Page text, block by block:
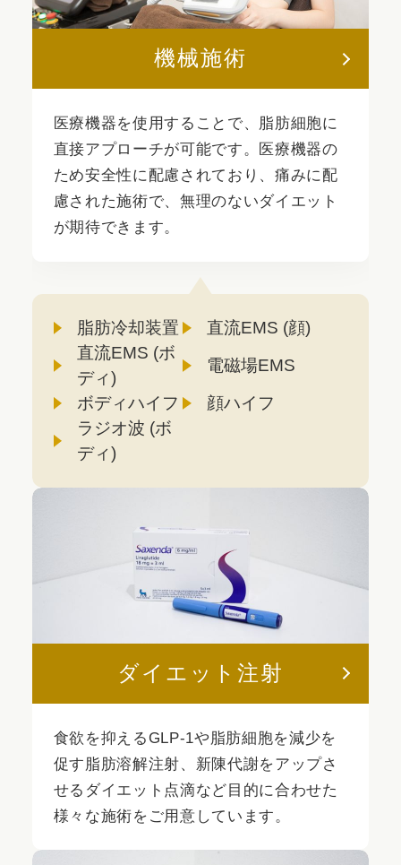
機械施術
医療機器を使用することで、脂肪細胞に
直接アプローチが可能です。医療機器の
ため安全性に配慮されており、痛みに配
慮された施術で、無理のないダイエット
が期待できます。
脂肪冷却装置
直流EMS (顔)
直流EMS (ボ
ディ)
電磁場EMS
ボディハイフ
顔ハイフ
ラジオ波 (ボ
ディ)
ダイエット注射
食欲を抑えるGLP-1や脂肪細胞を減少を
促す脂肪溶解注射、新陳代謝をアップさ
せるダイエット点滴など目的に合わせた
様々な施術をご用意しています。